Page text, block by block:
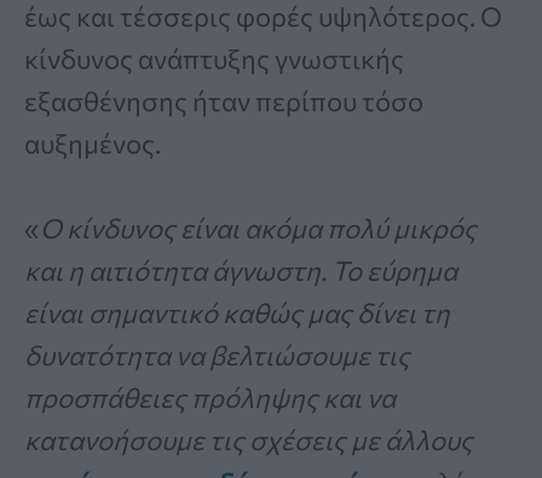
έως και τέσσερις φορές υψηλότερος. Ο
κίνδυνος ανάπτυξης γνωστικής
εξασθένησης ήταν περίπου τόσο
αυξημένος.
«Ο κίνδυνος είναι ακόμα πολύ μικρός
και η αιτιότητα άγνωστη. Το εύρημα
είναι σημαντικό καθώς μας δίνει τη
δυνατότητα να βελτιώσουμε τις
προσπάθειες πρόληψης και να
κατανοήσουμε τις σχέσεις με άλλους